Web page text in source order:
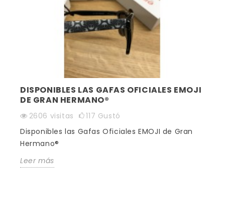
DISPONIBLES LAS GAFAS OFICIALES EMOJI
DE GRAN HERMANO®
2606 visitas 117 Gustó
Disponibles las Gafas Oficiales EMOJI de Gran
Hermano®
Leer más